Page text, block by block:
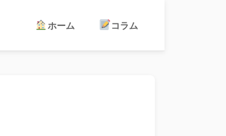
ホーム コラム